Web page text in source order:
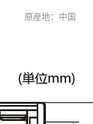
原産地：中国